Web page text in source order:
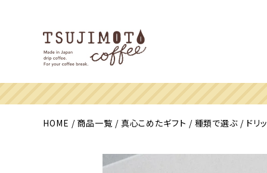
HOME 商品一覧 真心こめたギフト 種類で選ぶ ドリ